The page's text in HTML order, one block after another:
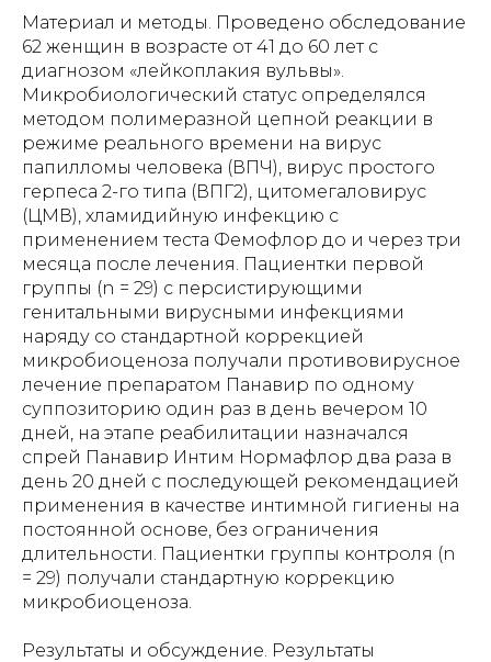
Материал и методы. Проведено обследование
62 женщин в возрасте от 41 до 60 лет с
диагнозом «лейкоплакия вульвы».
Микробиологический статус определялся
методом полимеразной цепной реакции в
режиме реального времени на вирус
папилломы человека (ВПЧ), вирус простого
герпеса 2-го типа (ВПГ2), цитомегаловирус
(ЦМВ), хламидийную инфекцию с
применением теста Фемофлор до и через три
месяца после лечения. Пациентки первой
группы (n = 29) с персистирующими
генитальными вирусными инфекциями
наряду со стандартной коррекцией
микробиоценоза получали противовирусное
лечение препаратом Панавир по одному
суппозиторию один раз в день вечером 10
дней, на этапе реабилитации назначался
спрей Панавир Интим Нормафлор два раза в
день 20 дней с последующей рекомендацией
применения в качестве интимной гигиены на
постоянной основе, без ограничения
длительности. Пациентки группы контроля (n
= 29) получали стандартную коррекцию
микробиоценоза.
Результаты и обсуждение. Результаты